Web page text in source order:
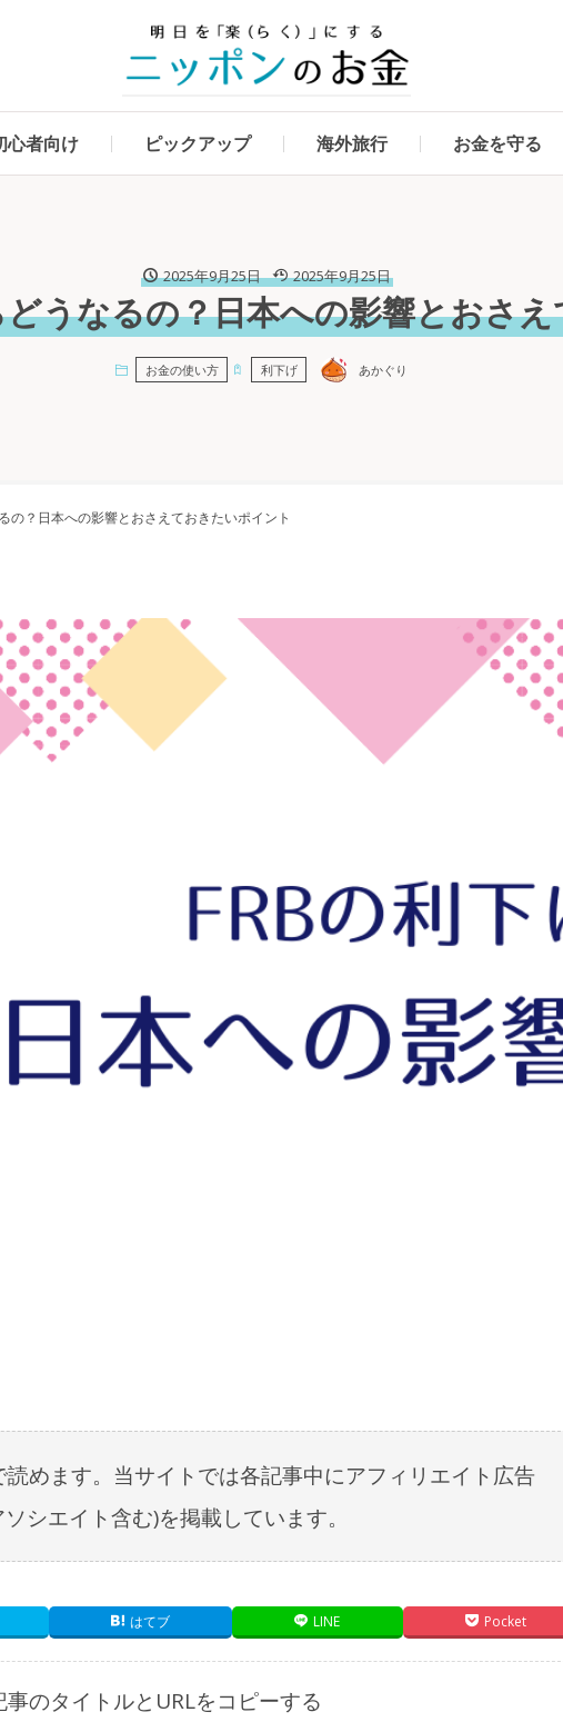
心者向け ピックアップ 海外旅行 お金を守る
2025年9月25日 2025年9月25日
うなるの？日本への影響とおさ
お金の使い方 利下げ あかぐり
の？日本への影響とおさえておきたいポイント
めます。当サイトでは各記事中にアフィリエイト広告
シエイト含む)を掲載しています。
はてブ LINE Pocket
事のタイトルとURLをコピーする